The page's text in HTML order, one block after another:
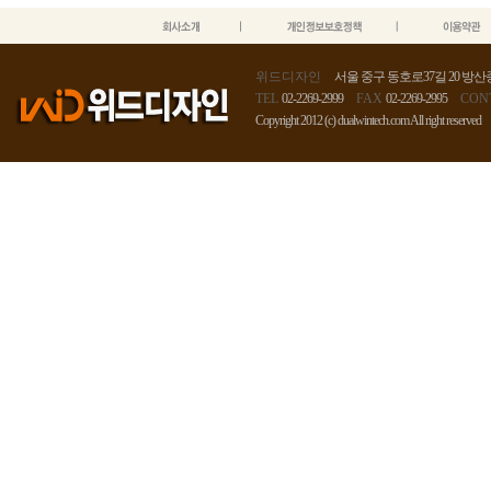
위드디자인
서울 중구 동호로37길 20 방산
TEL 02-2269-2999 FAX 02-2269-2995
Copyright 2012 (c) dualwintech.com All right reserved